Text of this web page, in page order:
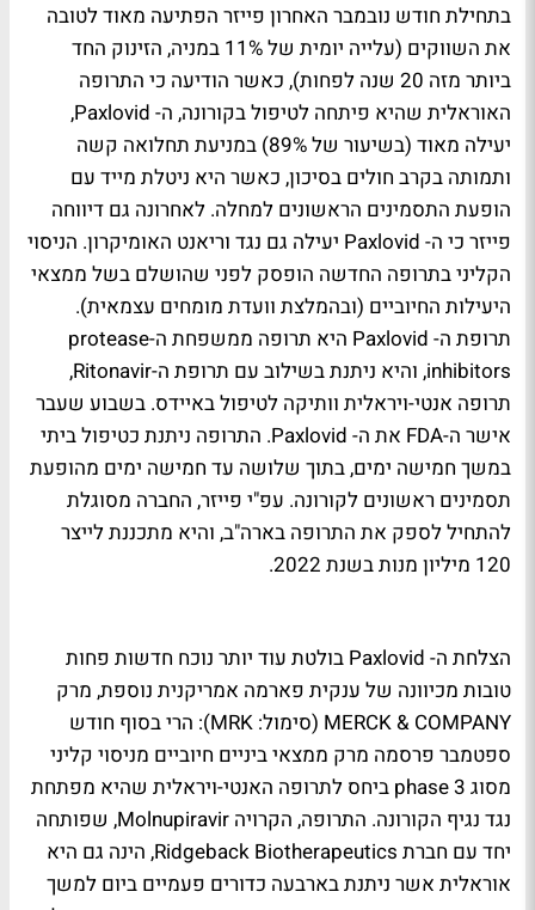
בתחילת חודש נובמבר האחרון פייזר הפתיעה מאוד לטובה
את השווקים (עלייה יומית של 11% במניה, הזינוק החד
ביותר מזה 20 שנה לפחות), כאשר הודיעה כי התרופה
האוראלית שהיא פיתחה לטיפול בקורונה, ה- Paxlovid,
יעילה מאוד (בשיעור של 89%) במניעת תחלואה קשה
ותמותה בקרב חולים בסיכון, כאשר היא ניטלת מייד עם
הופעת התסמינים הראשונים למחלה. לאחרונה גם דיווחה
פייזר כי ה- Paxlovid יעילה גם נגד וריאנט האומיקרון. הניסוי
הקליני בתרופה החדשה הופסק לפני שהושלם בשל ממצאי
היעילות החיוביים (ובהמלצת וועדת מומחים עצמאית).
תרופת ה- Paxlovid היא תרופה ממשפחת ה-protease
inhibitors, והיא ניתנת בשילוב עם תרופת ה-Ritonavir,
תרופה אנטי-ויראלית וותיקה לטיפול באיידס. בשבוע שעבר
אישר ה-FDA את ה- Paxlovid. התרופה ניתנת כטיפול ביתי
במשך חמישה ימים, בתוך שלושה עד חמישה ימים מהופעת
תסמינים ראשונים לקורונה. עפ"י פייזר, החברה מסוגלת
להתחיל לספק את התרופה בארה"ב, והיא מתכננת לייצר
120 מיליון מנות בשנת 2022.
הצלחת ה- Paxlovid בולטת עוד יותר נוכח חדשות פחות
טובות מכיוונה של ענקית פארמה אמריקנית נוספת, מרק
MERCK & COMPANY (סימול: MRK): הרי בסוף חודש
ספטמבר פרסמה מרק ממצאי ביניים חיוביים מניסוי קליני
מסוג phase 3 ביחס לתרופה האנטי-ויראלית שהיא מפתחת
נגד נגיף הקורונה. התרופה, הקרויה Molnupiravir, שפותחה
יחד עם חברת Ridgeback Biotherapeutics, הינה גם היא
אוראלית אשר ניתנת בארבעה כדורים פעמיים ביום למשך